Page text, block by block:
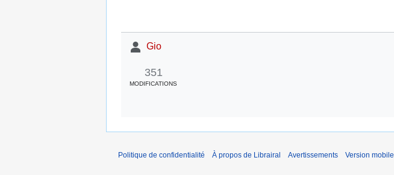
Gio
351
MODIFICATIONS
Politique de confidentialité À propos de Librairal Avertissements Version mobile